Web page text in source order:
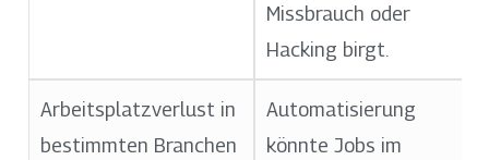
Missbrauch oder
Hacking birgt.
Arbeitsplatzverlust in
bestimmten Branchen
Automatisierung
könnte Jobs im